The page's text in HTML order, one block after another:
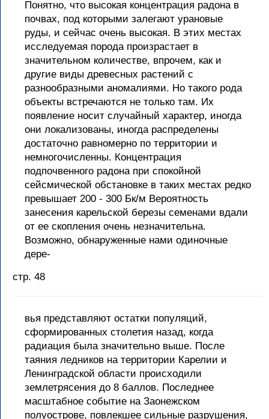
Понятно, что высокая концентрация радона в
почвах, под которыми залегают урановые
руды, и сейчас очень высокая. В этих местах
исследуемая порода произрастает в
значительном количестве, впрочем, как и
другие виды древесных растений с
разнообразными аномалиями. Но такого рода
объекты встречаются не только там. Их
появление носит случайный характер, иногда
они локализованы, иногда распределены
достаточно равномерно по территории и
немногочисленны. Концентрация
подпочвенного радона при спокойной
сейсмической обстановке в таких местах редко
превышает 200 - 300 Бк/м Вероятность
занесения карельской березы семенами вдали
от ее скопления очень незначительна.
Возможно, обнаруженные нами одиночные
дере-
стр. 48
вья представляют остатки популяций,
сформированных столетия назад, когда
радиация была значительно выше. После
таяния ледников на территории Карелии и
Ленинградской области происходили
землетрясения до 8 баллов. Последнее
масштабное событие на Заонежском
полуострове, повлекшее сильные разрушения,